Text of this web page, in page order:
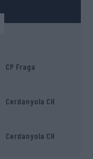
CP Fraga
Cerdanyola CH
Cerdanyola CH